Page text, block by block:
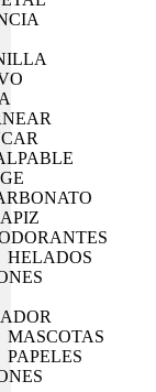
HELADOS
MASCOTAS
PAPELES